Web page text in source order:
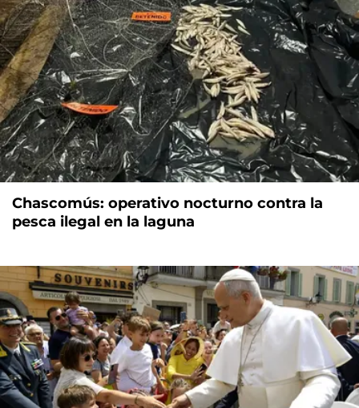
Chascomús: operativo nocturno contra la
pesca ilegal en la laguna